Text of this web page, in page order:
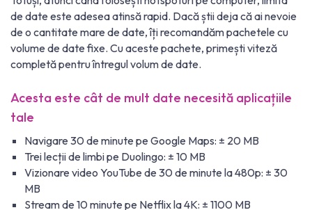
de date este adesea atinsă rapid. Dacă știi deja că ai nevoie
de o cantitate mare de date, îți recomandăm pachetele cu
volume de date fixe. Cu aceste pachete, primești viteză
completă pentru întregul volum de date.
Acesta este cât de mult date necesită aplicațiile
tale
Navigare 30 de minute pe Google Maps: ± 20 MB
Trei lecții de limbi pe Duolingo: ± 10 MB
Vizionare video YouTube de 30 de minute la 480p: ± 30
MB
Stream de 10 minute pe Netflix la 4K: ± 1100 MB